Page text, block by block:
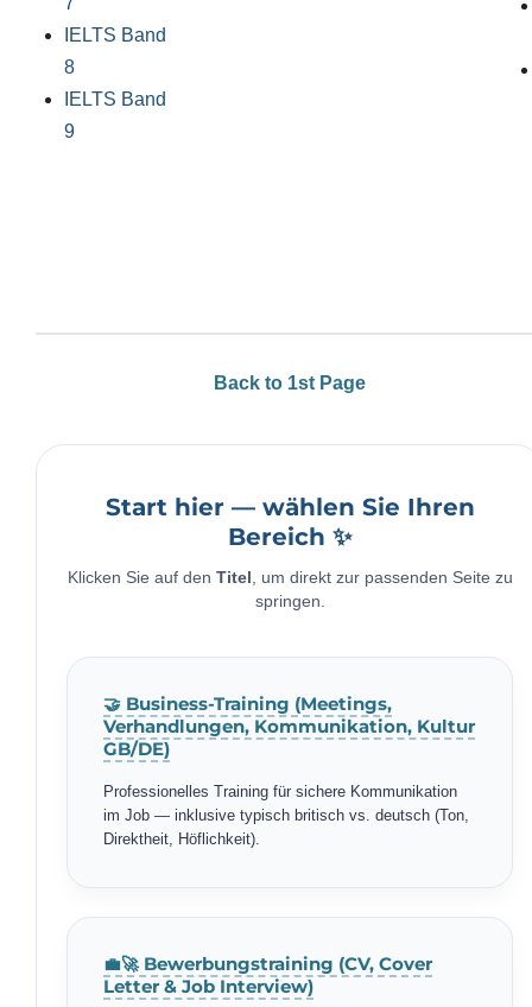
IELTS Band
8
IELTS Band
9
Back to 1st Page
Start hier — wählen Sie Ihren
Bereich ✨
Klicken Sie auf den Titel
, um direkt zur passenden Seite zu
springen.
🤝 Business-Training (Meetings,
Verhandlungen, Kommunikation, Kultur
GB/DE)
Professionelles Training für sichere Kommunikation
im Job — inklusive typisch britisch vs. deutsch (Ton,
Direktheit, Höflichkeit).
💼🚀 Bewerbungstraining (CV, Cover
Letter & Job Interview)